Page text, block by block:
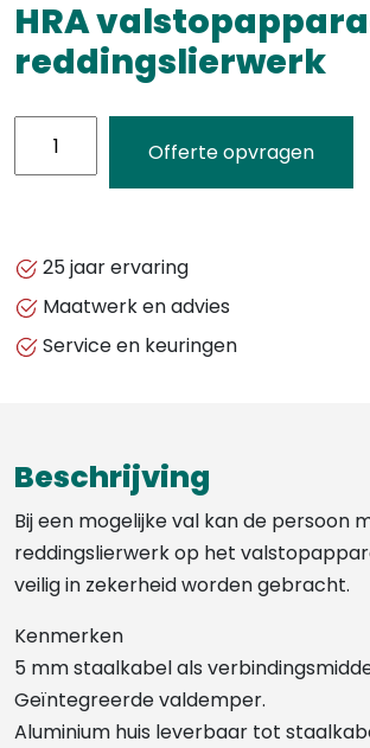
HRA
reddingslierwerk
valstopapparaat
aantal
Offerte opvragen
25 jaar ervaring
Maatwerk en advies
Service en keuringen
Beschrijving
Bij een mogelijke val kan de persoon
reddingslierwerk op het
veilig in zekerheid worden gebracht.
Kenmerken
5 mm staalkabel als
Geïntegreerde valdemper.
Aluminium huis leverbaar tot